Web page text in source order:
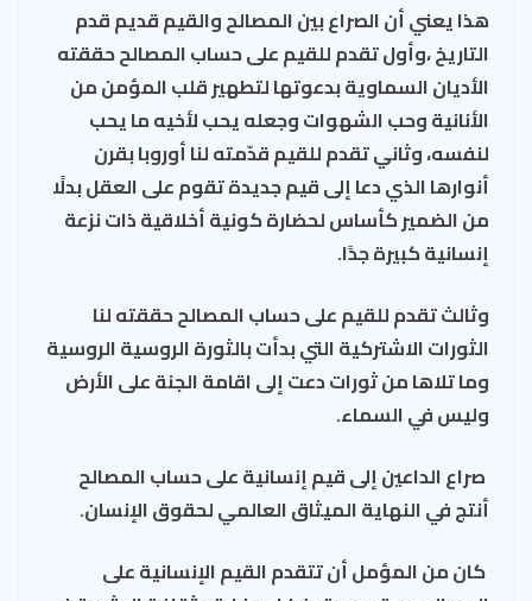
هذا يعني أن الصراع بين المصالح والقيم قديم قدم
التاريخ ،وأول تقدم للقيم على حساب المصالح حققته
الأديان السماوية بدعوتها لتطهير قلب المؤمن من
الأنانية وحب الشهوات وجعله يحب لأخيه ما يحب
لنفسه، وثاني تقدم للقيم قدّمته لنا أوروبا بقرن
أنوارها الذي دعا إلى قيم جديدة تقوم على العقل بدلًا
من الضمير كأساس لحضارة كونية أخلاقية ذات نزعة
إنسانية كبيرة جدًا.
وثالث تقدم للقيم على حساب المصالح حققته لنا
الثورات الاشتركية التي بدأت بالثورة الروسية الروسية
وما تلاها من ثورات دعت إلى اقامة الجنة على الأرض
وليس في السماء.
صراع الداعين إلى قيم إنسانية على حساب المصالح
أنتج في النهاية الميثاق العالمي لحقوق الإنسان.
كان من المؤمل أن تتقدم القيم الإنسانية على